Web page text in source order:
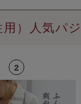
用）人気パ